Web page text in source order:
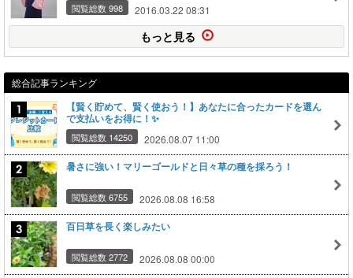
閲覧総数 998 2016.03.22 08:31
もっと見る
総合記事ランキング
【賢く貯めて、賢く使おう！】あなたに合ったカードを選ん
で支払いをお得に！✨
閲覧総数 14250 2026.08.07 11:00
暑さに強い！マリーゴールドと日々草の種を採ろう！
閲覧総数 6755 2026.08.08 16:58
百日草を長く楽しみたい
閲覧総数 2772 2026.08.08 00:00